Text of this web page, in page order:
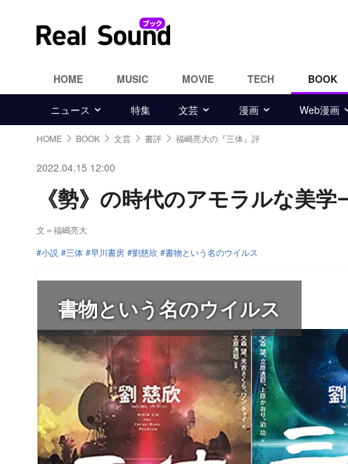
HOME MUSIC MOVIE TECH BOOK
ニュース 特集 文芸 漫画 Web漫画
HOME BOOK 文芸 書評 福嶋亮大の『三体』評
2022.04.15 12:00
《勢》の時代のアモラルな美
文＝福嶋亮大
小説
三体 早川書房 劉慈欣 書物という名のウイルス
書物という名のウイルス